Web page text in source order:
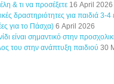
& τι να προσέξετε 16 April 2026
δραστηριότητες για παιδιά 3-4
για το Πάσχα) 6 April 2026
είναι σημαντικό στην
του στην ανάπτυξη παιδιού 30